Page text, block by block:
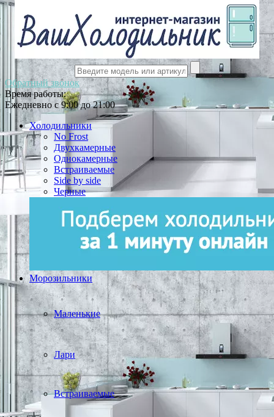
Обратный звонок
Время работы:
Ежедневно с 9:00 до 21:00
Холодильники
No Frost
Двухкамерные
Однокамерные
Встраиваемые
Side by side
Черные
Морозильники
Маленькие
Лари
Встраиваемые